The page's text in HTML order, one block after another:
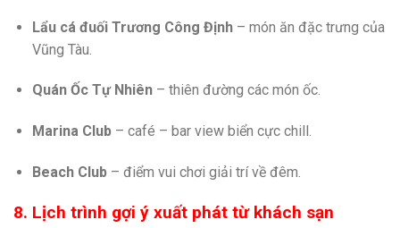
Lẩu cá đuối Trương Công Định– món ăn đặc trưng của
Vũng Tàu.
Quán Ốc Tự Nhiên– thiên đường các món ốc.
Marina Club– café – bar view biển cực chill.
Beach Club– điểm vui chơi giải trí về đêm.
8. Lịch trình gợi ý xuất phát từ khách sạn